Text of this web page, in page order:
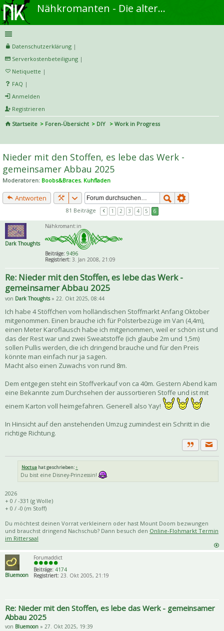
Nähkromanten - Die alternative Näh- und DIY-Community
Datenschutzerklärung |
Serverkostenbeteiligung |
Netiquette |
FAQ |
Anmelden
Registrieren
Startseite
Foren-Übersicht DIY
Work in Progress
he
Nieder mit den Stoffen, es lebe das Werk -
gemeinsamer Abbau 2025
Moderatoren: Boobs&Braces, Kuhfladen
Antworten
81 Beiträge 1 2 3 4 5 6
Dark Thoughts
Nähkromant:in
Beiträge: 9496
Registriert: 3. Jan 2008, 21:09
Re: Nieder mit den Stoffen, es lebe das Werk -
gemeinsamer Abbau 2025
von Dark Thoughts» 22. Okt 2025, 08:44
Ich habe 4 Stöffchen vom holländischen Stoffmarkt Anfang Oktober
mitgenommen. Einen brauche ich für Polsterbezüge im Van (4,4m),
einen Meter Karoflausch habe ich mitgenommen, weil er schön ist und
das der Rest war und zwei Sweatstoffe (ich glaube 2m und 1,5m)
sollen Pullis werden, die ich dringend brauche und für den Preis
könnte man einfach nur ja sagen.
Macht also einen Zuwachs von rund 8m.
Dem entgegen steht ein Stoffverkauf von ca 40m. Gestern Abend kam
eine Bekannte zum Durchsehen der aussortieren Stoffe und ist mit
einem Karton voll heimgefahren. Generell also Yay!
In Hinsicht auf den anstehenden Umzug zumindest ein Schritt in die
richtige Richtung.
Zitat
Noctua hat geschrieben: ↑
Du bist eine Disney-Prinzessin!
2026
+ 0 / -331 (g Wolle)
+ 0 / -0 (m Stoff)
Du möchtest deinen Vorrat verkleinern oder hast Mount Doom bezwungen
und brauchst dringend Nachschub? Dann besuch den Online-Flohmarkt Termin
im Rittersaal
Bluemoon
Forumaddict
Beiträge: 4174
Registriert: 23. Okt 2005, 21:19
Re: Nieder mit den Stoffen, es lebe das Werk - gemeinsamer
Abbau 2025
von Bluemoon » 27. Okt 2025, 19:39